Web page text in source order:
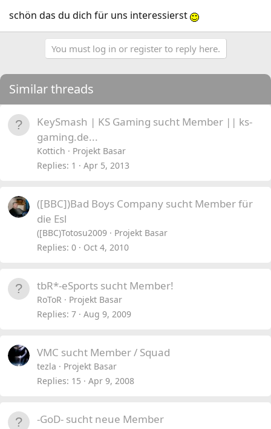
schön das du dich für uns interessierst
You must log in or register to reply here.
Similar threads
KeySmash | KS Gaming sucht Member || ks-
gaming.de...
Kottich
Projekt Basar
Replies 1 Apr 5, 2013
([BBC])Bad Boys Company sucht Member für
die Esl
([BBC)Totosu2009
Projekt Basar
Replies 0 Oct 4, 2010
tbR*-eSports sucht Member!
RoToR
Projekt Basar
Replies 7 Aug 9, 2009
VMC sucht Member / Squad
tezla
Projekt Basar
Replies 15 Apr 9, 2008
-GoD- sucht neue Member